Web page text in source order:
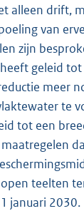
alleen drift,
van
zijn
geleid
meer
te
tot een
teelten
januari